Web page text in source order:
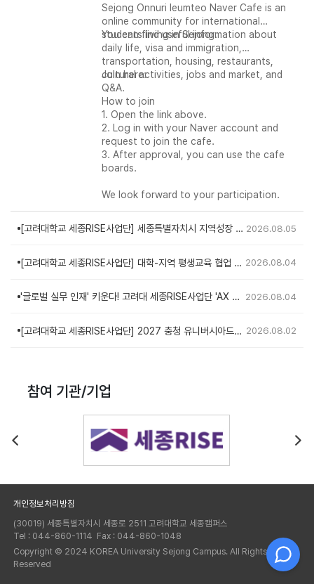
Sejong Onnuri Ieumteo Naver Cafe is an
online community for international
students living in Sejong.
You can find useful information about
daily life, visa and immigration,
transportation, housing, restaurants,
cultural activities, jobs and market, and
Q&A.
Join here:
How to join
1. Open the link above.
2. Log in with your Naver account and
request to join the cafe.
3. After approval, you can use the cafe
boards.
We look forward to your participation.
[고려대학교 세종RISE사업단] 세종특별자치시 지역성장 인 2026.08.05
[고려대학교 세종RISE사업단] 대학-지역 평생교육 협업 프 2026.08.04
'글로벌 실무 인재' 키운다! 고려대 세종RISE사업단 'AX 역
2026.08.04
[고려대학교 세종RISE사업단] 2027 충청 유니버시아드대 2026.08.02
참여 기관/기업
개인정보처리방침
(30019) 세종특별자치시 세종로 2511 고려대학교 세종캠퍼스
Tel : 044-860-1114 Fax : 044-860-1048
Copyright © 2024 KOREA University Sejong Campus. All Rights
Reserved